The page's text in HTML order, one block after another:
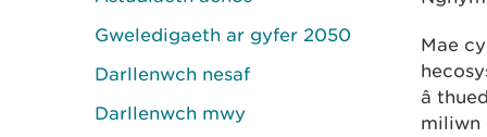
Gweledigaeth ar gyfer 2050
Darllenwch nesaf
Darllenwch mwy
Mae
â
miliwn